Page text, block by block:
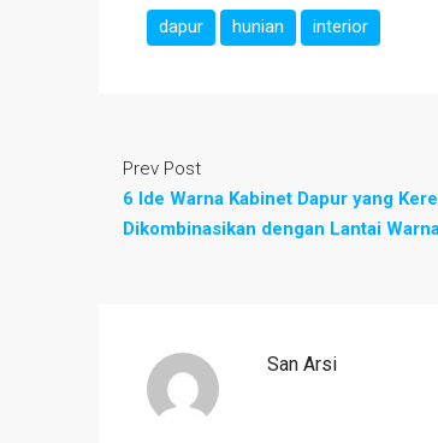
dapur hunian interior
Prev Post
6 Ide Warna Kabinet Dapur yang
Dikombinasikan dengan Lantai
San Arsi